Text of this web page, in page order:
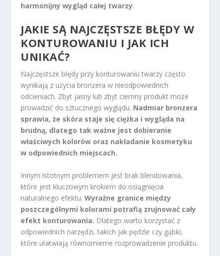
harmonijny wygląd całej twarzy.
JAKIE SĄ NAJCZĘSTSZE BŁĘDY W
KONTUROWANIU I JAK ICH
UNIKAĆ?
Najczęstsze błędy przy konturowaniu twarzy często
wynikają z użycia bronzera w nieodpowiednich
odcieniach. Zbyt jasny lub zbyt ciemny produkt może
prowadzić do sztucznego wyglądu. Nadmiar bronzera
sprawia, że skóra staje się ciężka i wygląda na
brudną, dlatego tak ważne jest dobieranie
właściwych kolorów oraz nakładanie kosmetyku
w odpowiednich miejscach.
Innym istotnym problemem jest brak blendowania,
które jest kluczowym krokiem do osiągnięcia
naturalnego efektu.Wyraźne granice między
poszczególnymi kolorami potrafią zrujnować cały
efekt konturowania. Dlatego warto korzystać z
odpowiednich narzędzi, takich jak pędzle czy gąbki,
które ułatwiają równomierne rozprowadzenie produktu.